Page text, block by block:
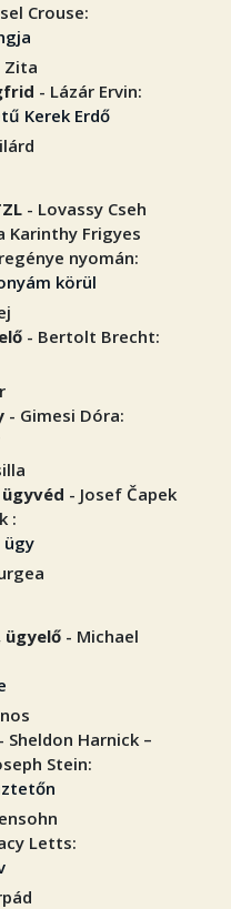
Crouse:
Zita
- Lázár Ervin:
Kerek Erdő
- Lovassy Cseh
Karinthy Frigyes
nyomán:
körül
- Bertolt Brecht:
- Gimesi Dóra:
- Josef Čapek
:
ügy
ügyelő - Michael
- Sheldon Harnick –
Stein:
Letts: